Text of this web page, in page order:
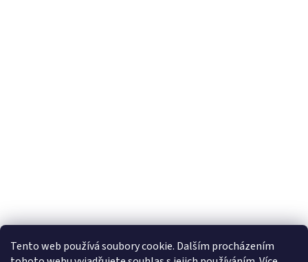
Tento web používá soubory cookie. Dalším procházením